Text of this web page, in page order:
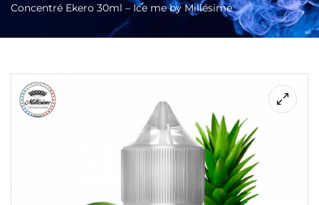
Concentré Ekero 30ml – Ice me by Millésime